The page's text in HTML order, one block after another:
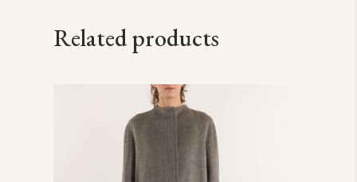
Related products